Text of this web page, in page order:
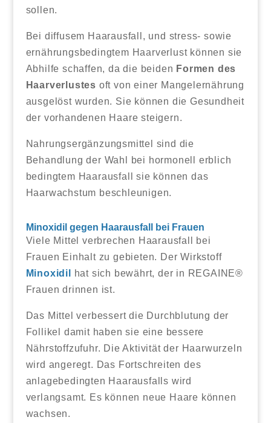
sollen.
Bei diffusem Haarausfall, und stress- sowie
ernährungsbedingtem Haarverlust können sie
Abhilfe schaffen, da die beiden Formen des
Haarverlustes oft von einer Mangelernährung
ausgelöst wurden. Sie können die Gesundheit
der vorhandenen Haare steigern.
Nahrungsergänzungsmittel sind die
Behandlung der Wahl bei hormonell erblich
bedingtem Haarausfall sie können das
Haarwachstum beschleunigen.
Minoxidil gegen Haarausfall bei Frauen
Viele Mittel verbrechen Haarausfall bei
Frauen Einhalt zu gebieten. Der Wirkstoff
Minoxidil
hat sich bewährt, der in REGAINE®
Frauen drinnen ist.
Das Mittel verbessert die Durchblutung der
Follikel damit haben sie eine bessere
Nährstoffzufuhr. Die Aktivität der Haarwurzeln
wird angeregt. Das Fortschreiten des
anlagebedingten Haarausfalls wird
verlangsamt. Es können neue Haare können
wachsen.